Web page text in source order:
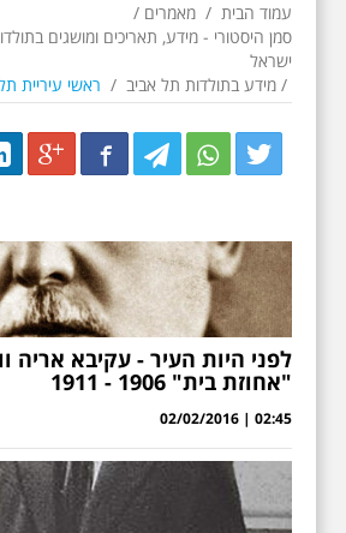
עמוד הבית / מאמרים /
סמן היסטורי - מידע, תאריכים ומושגים
ישראל
/ מידע בתולדות תל אביב / ראשי עיריית
Twitter
Twitter
Twitter
לפני היות העיר - עקיבא אריה
"אחוזת בית" 1906 - 1911
02:45 | 02/02/2016